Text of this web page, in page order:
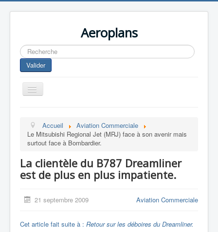
Aeroplans
Rechercher
Valider
Toggle
Navigation
Aviation Commerciale
Aviation d'Affaire
Aviation Militaire
Europespace
Drones
Accueil
Aviation Commerciale
Le Mitsubishi Regional Jet (MRJ) face à son avenir mais
surtout face à Bombardier.
La clientèle du B787 Dreamliner
est de plus en plus impatiente.
21 septembre 2009 Aviation Commerciale
Cet article fait suite à : Retour sur les déboires du Dreamliner.